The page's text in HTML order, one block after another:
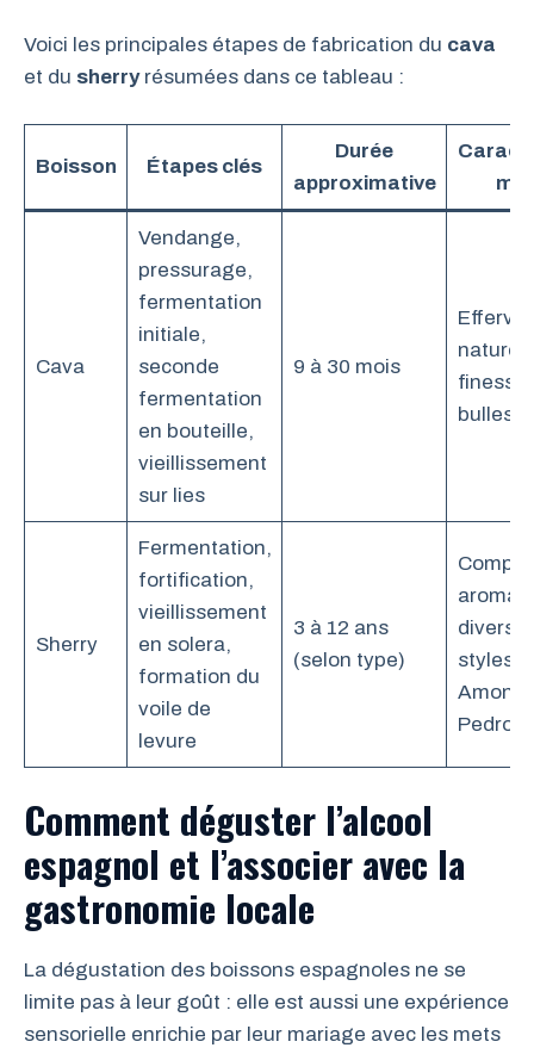
Voici les principales étapes de fabrication du cava
et du sherryrésumées dans ce tableau :
Boisson Étapes clés
Durée
approximative
Cava
Vendange,
pressurage,
fermentation
initiale,
seconde
fermentation
en bouteille,
vieillissement
sur lies
9 à 30 mois
finesse
bulles
Sherry
Fermentation,
fortification,
vieillissement
en solera,
formation du
voile de
levure
3 à 12 ans
(selon type)
styles
Pedro
Comment déguster l’alcool
espagnol et l’associer avec la
gastronomie locale
La dégustation des boissons espagnoles ne se
limite pas à leur goût : elle est aussi une expérience
sensorielle enrichie par leur mariage avec les mets